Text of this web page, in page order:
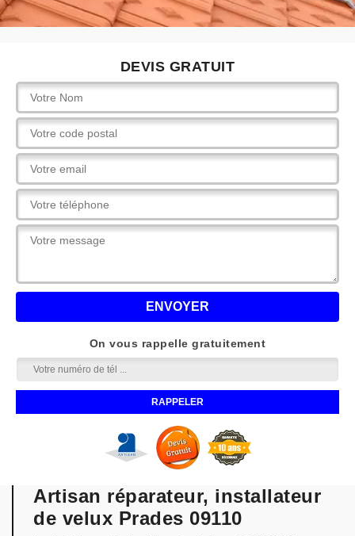
DEVIS GRATUIT
On vous rappelle gratuitement
Artisan réparateur, installateur
de velux Prades 09110